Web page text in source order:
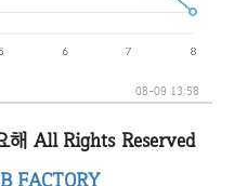
08-09 13:58
All Rights Reserved
FACTORY